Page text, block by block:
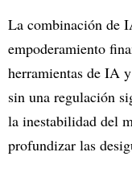
La combinación de
empoderamiento
herramientas de IA
sin una regulación
la inestabilidad del
profundizar las